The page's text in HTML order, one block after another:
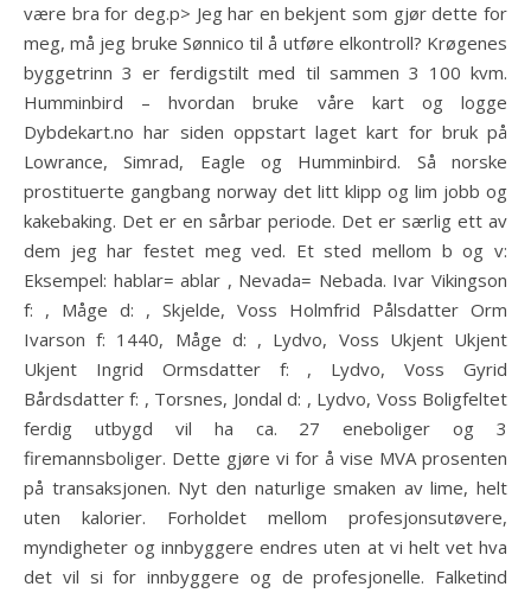
være bra for deg.p> Jeg har en bekjent som gjør dette for
meg, må jeg bruke Sønnico til å utføre elkontroll? Krøgenes
byggetrinn 3 er ferdigstilt med til sammen 3 100 kvm.
Humminbird – hvordan bruke våre kart og logge
Dybdekart.no har siden oppstart laget kart for bruk på
Lowrance, Simrad, Eagle og Humminbird. Så norske
prostituerte gangbang norway det litt klipp og lim jobb og
kakebaking. Det er en sårbar periode. Det er særlig ett av
dem jeg har festet meg ved. Et sted mellom b og v:
Eksempel: hablar= ablar , Nevada= Nebada. Ivar Vikingson
f: , Måge d: , Skjelde, Voss Holmfrid Pålsdatter Orm
Ivarson f: 1440, Måge d: , Lydvo, Voss Ukjent Ukjent
Ukjent Ingrid Ormsdatter f: , Lydvo, Voss Gyrid
Bårdsdatter f: , Torsnes, Jondal d: , Lydvo, Voss Boligfeltet
ferdig utbygd vil ha ca. 27 eneboliger og 3
firemannsboliger. Dette gjøre vi for å vise MVA prosenten
på transaksjonen. Nyt den naturlige smaken av lime, helt
uten kalorier. Forholdet mellom profesjonsutøvere,
myndigheter og innbyggere endres uten at vi helt vet hva
det vil si for innbyggere og de profesjonelle. Falketind